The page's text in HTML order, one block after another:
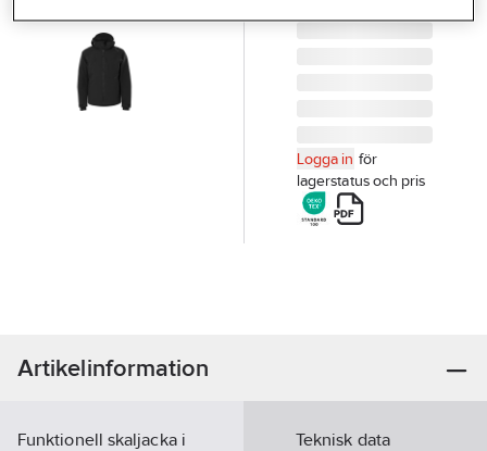
Företagsprofilering
Movab
Logga in för
lagerstatus och pris
Artikelinformation
Funktionell skaljacka i
Teknisk data